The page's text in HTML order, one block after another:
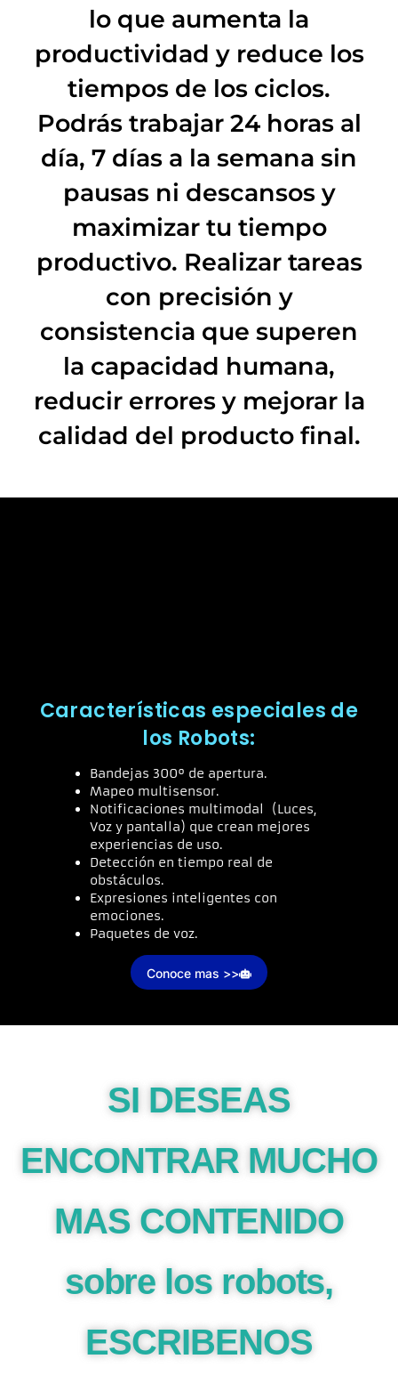
lo que aumenta la
productividad y reduce los
tiempos de los ciclos.
Podrás trabajar 24 horas al
día, 7 días a la semana sin
pausas ni descansos y
maximizar tu tiempo
productivo. Realizar tareas
con precisión y
consistencia que superen
la capacidad humana,
reducir errores y mejorar la
calidad del producto final.
Características especiales de
los Robots:
Bandejas 300º de apertura.
Mapeo multisensor.
Notificaciones multimodal (Luces,
Voz y pantalla) que crean mejores
experiencias de uso.
Detección en tiempo real de
obstáculos.
Expresiones inteligentes con
emociones.
Paquetes de voz.
Conoce mas >>
SI DESEAS
ENCONTRAR MUCHO
MAS CONTENIDO
sobre los robots,
ESCRIBENOS